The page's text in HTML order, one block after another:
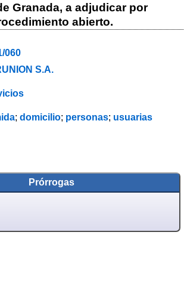
Granada, a adjudicar por
abierto.
060
S.A.
; domicilio; personas; usuarias
Prórrogas